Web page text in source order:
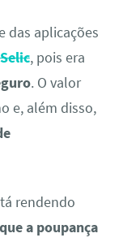
das aplicações
, pois era
. O valor
e, além disso,
rendendo
a poupança